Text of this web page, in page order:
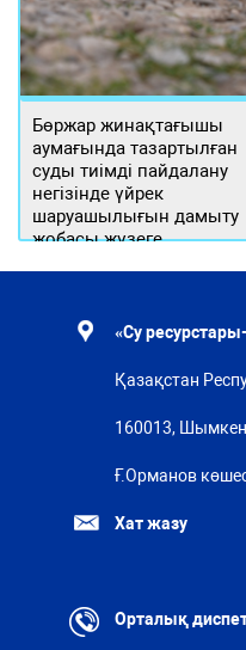
Бөржар жинақтағышы
аумағында тазартылған
суды тиімді пайдалану
негізінде үйрек
шаруашылығын дамыту
жобасы жүзеге
«Су
Қазақстан
160013,
Ғ.Орманов
Хат жазу
Орталық